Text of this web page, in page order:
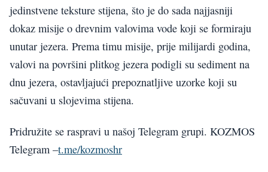
jedinstvene teksture stijena, što je do sada najjasniji
dokaz misije o drevnim valovima vode koji se formiraju
unutar jezera. Prema timu misije, prije milijardi godina,
valovi na površini plitkog jezera podigli su sediment na
dnu jezera, ostavljajući prepoznatljive uzorke koji su
sačuvani u slojevima stijena.
Pridružite se raspravi u našoj Telegram grupi. KOZMOS
Telegram –t.me/kozmoshr